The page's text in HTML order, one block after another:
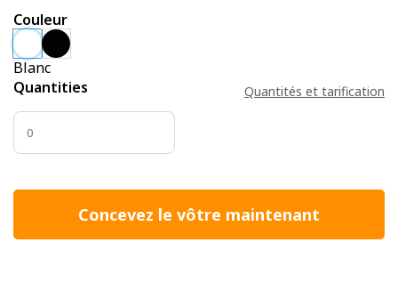
Couleur
Blanc
Quantities
Quantités et tarification
Concevez le vôtre maintenant